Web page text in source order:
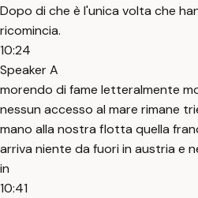
Dopo di che è l'unica volta che
ricomincia.
10:24
Speaker A
morendo di fame letteralmente
nessun accesso al mare rimane
mano alla nostra flotta quella
arriva niente da fuori in austria e
in
10:41